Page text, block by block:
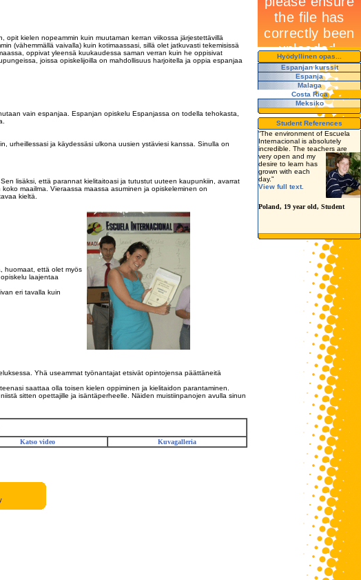
kielen nopeammin kuin muutaman kerran viikossa järjestettävillä
(vähemmällä vaivalla) kuin kotimaassasi, sillä olet jatkuvasti tekemisissä
oppivat yleensä kuukaudessa saman verran kuin he oppisivat
joissa opiskelijoilla on mahdollisuus harjoitella ja oppia espanjaa
vain espanjaa. Espanjan opiskelu Espanjassa on todella tehokasta,
urheillessasi ja käydessäsi ulkona uusien ystäviesi kanssa. Sinulla on
lisäksi, että parannat kielitaitoasi ja tutustut uuteen kaupunkiin, avarrat
maailma. Vieraassa maassa asuminen ja opiskeleminen on
kieltä.
huomaat, että olet myös
laajentaa
eri tavalla kuin
Yhä useammat työnantajat etsivät opintojensa päättäneitä
saattaa olla toisen kielen oppiminen ja kielitaidon parantaminen.
sitten opettajille ja isäntäperheelle. Näiden muistiinpanojen avulla sinun
Katso video Kuvagalleria
Hyödyllinen opas...
Espanjan kurssit
Espanja
Malaga
Costa Rica
Meksiko
Student References
“The environment of Escuela
Internacional is absolutely
incredible. The teachers are
very open and my
desire to learn has
grown with each
day."
View full text.
Poland, 19 year old, Student